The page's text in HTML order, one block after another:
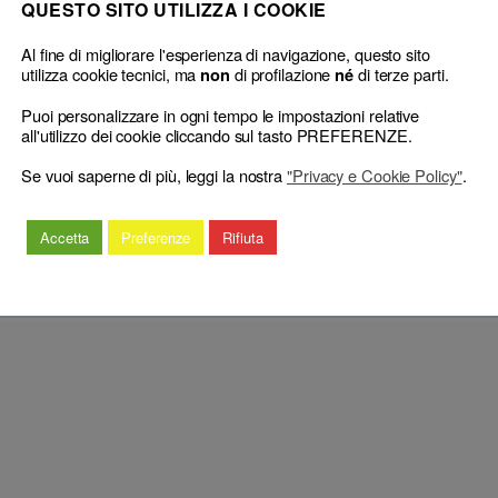
Pasquale, rel. Cataldi Michele), sentenza n. 27284 del 22 Ottobre
è rilevabile d’ufficio in ogni stato e grado del
Pasquale, rel. Cataldi Michele), sentenza n. 27284 del 22 Ottobre
QUESTO SITO UTILIZZA I COOKIE
Al fine di migliorare l'esperienza di navigazione, questo sito
utilizza cookie tecnici, ma non di profilazione nédi terze parti.
Puoi personalizzare in ogni tempo le impostazioni relative
all'utilizzo dei cookie cliccando sul tasto PREFERENZE.
Se vuoi saperne di più, leggi la nostra"Privacy e Cookie Policy".
Accetta Preferenze Rifiuta